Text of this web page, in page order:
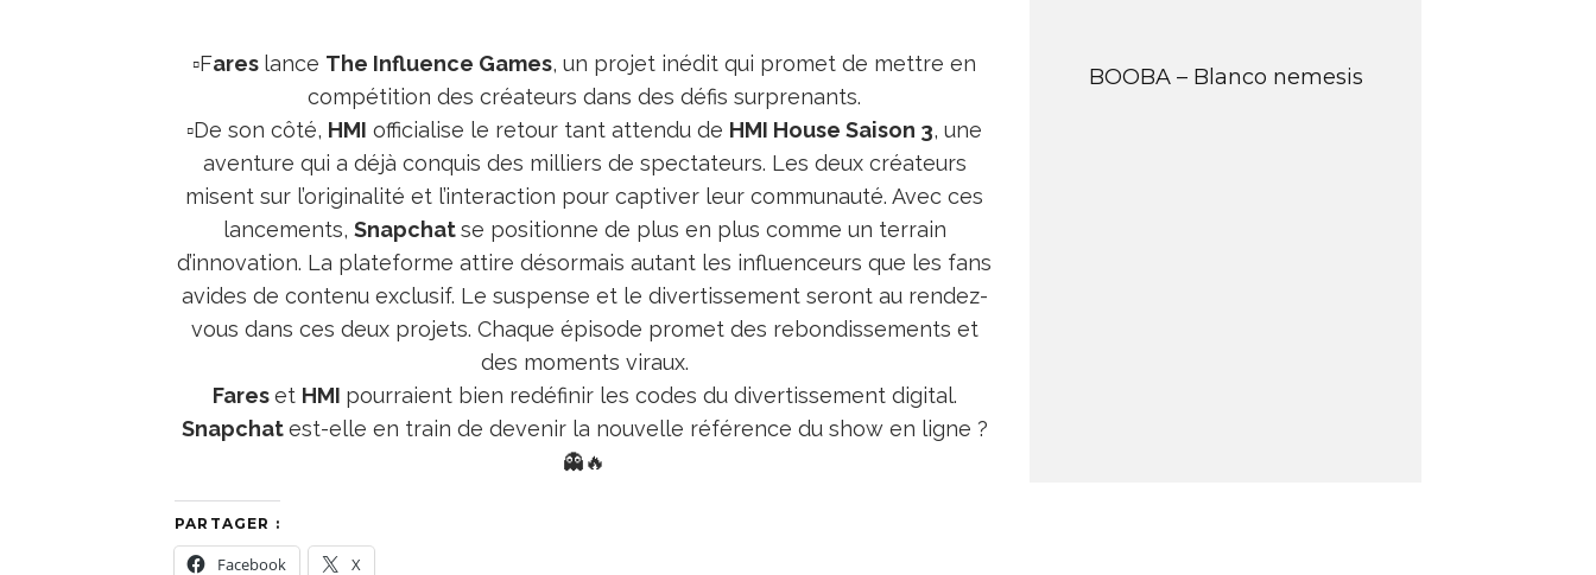
▫️Fares lance The Influence Games, un projet inédit qui promet de mettre en
compétition des créateurs dans des défis surprenants.
▫️De son côté, HMI officialise le retour tant attendu de HMI House Saison 3, une
aventure qui a déjà conquis des milliers de spectateurs. Les deux créateurs
misent sur l’originalité et l’interaction pour captiver leur communauté. Avec ces
lancements, Snapchatse positionne de plus en plus comme un terrain
d’innovation. La plateforme attire désormais autant les influenceurs que les fans
avides de contenu exclusif. Le suspense et le divertissement seront au rendez-
vous dans ces deux projets. Chaque épisode promet des rebondissements et
des moments viraux.
Fareset HMI pourraient bien redéfinir les codes du divertissement digital.
Snapchatest-elle en train de devenir la nouvelle référence du show en ligne ?
👻🔥
PARTAGER :
Facebook X
BOOBA – Blanco nemesis